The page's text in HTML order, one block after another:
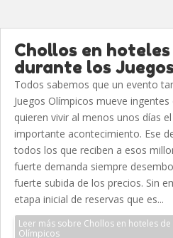
Chollos en
durante los
Todos sabemos que un evento
Juegos Olímpicos mueve
quieren vivir al menos unos días
importante acontecimiento. Ese
todos los que reciben a esos
fuerte demanda siempre
fuerte subida de los precios. Sin
etapa inicial de reservas que es...
Leer más sobre Chollos en hoteles
Olímpicos